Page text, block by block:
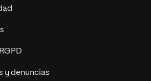
y denuncias